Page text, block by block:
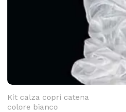
Kit calza copri catena
colore bianco